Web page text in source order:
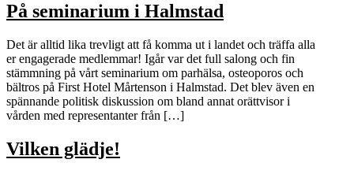
På seminarium i Halmstad
Det är alltid lika trevligt att få komma ut i landet och träffa alla
er engagerade medlemmar! Igår var det full salong och fin
stämmning på vårt seminarium om parhälsa, osteoporos och
bältros på First Hotel Mårtenson i Halmstad. Det blev även en
spännande politisk diskussion om bland annat orättvisor i
vården med representanter från […]
Vilken glädje!